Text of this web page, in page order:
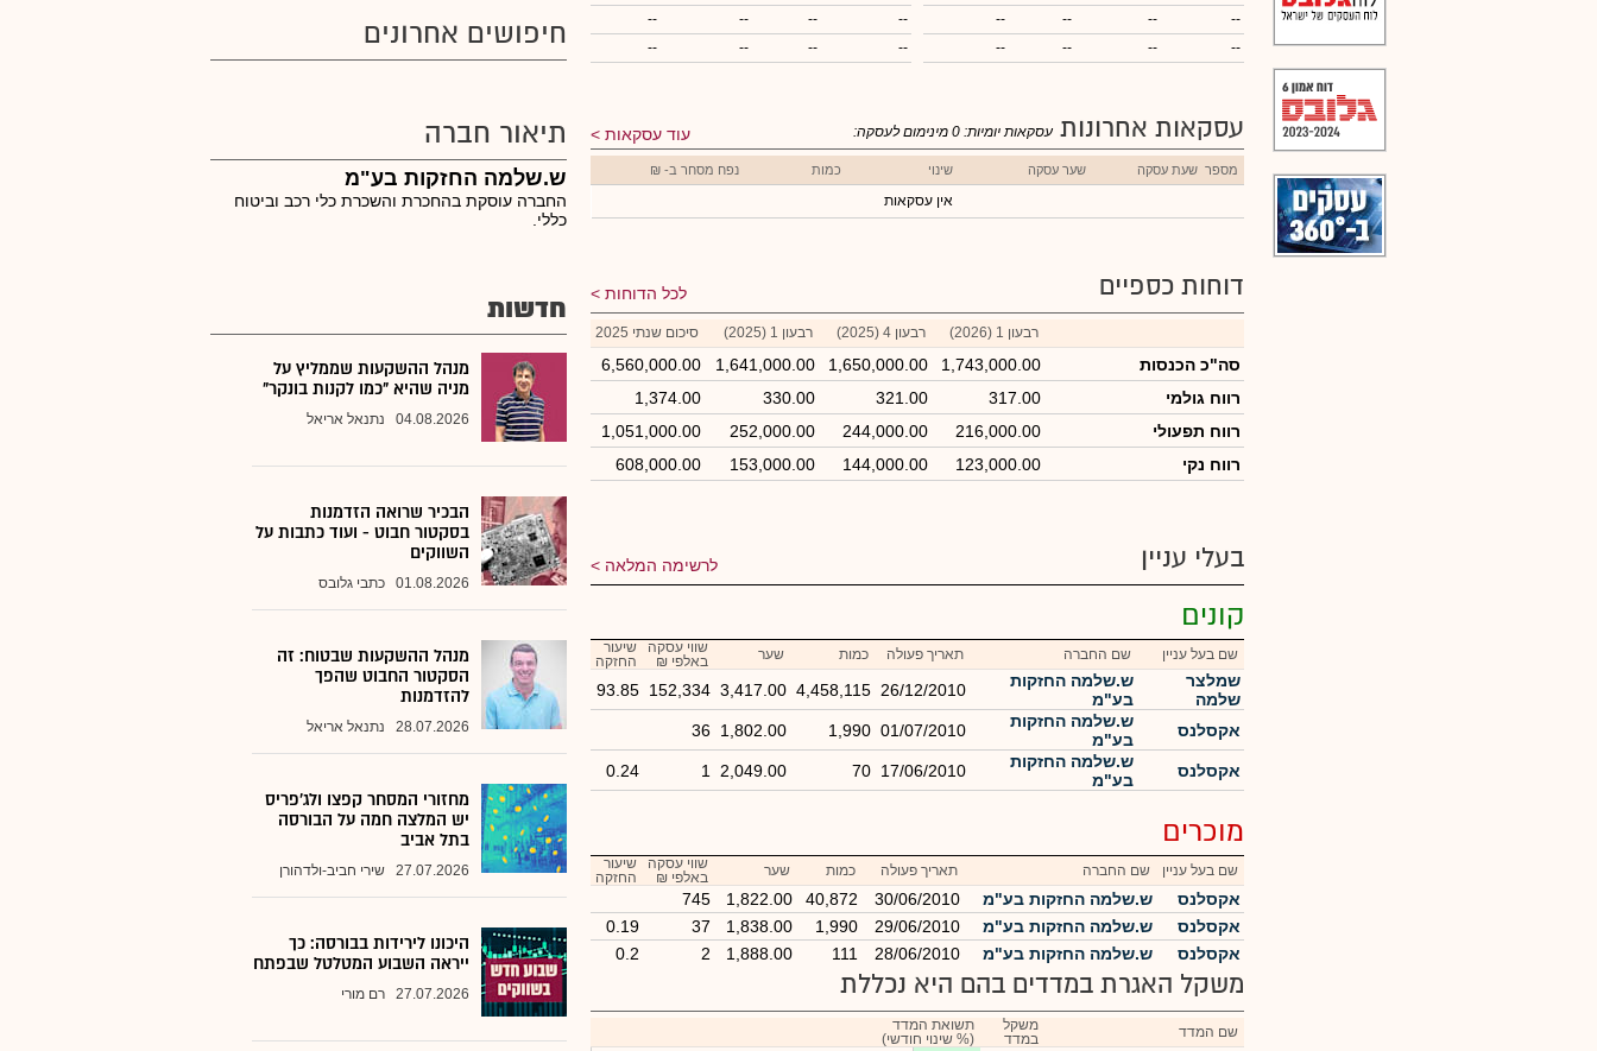
--
--
--
--
--
--
--
--
--
--
--
--
--
--
--
--
עסקאות אחרונות עוד עסקאות עסקאות יומיות: 0 מינימום לעסקה:
מספר שעת עסקה שער עסקה שינוי כמות נפח מסחר ב- ₪
אין עסקאות
דוחות כספיים לכל הדוחות
רבעון 1 (2026) רבעון 4 (2025) רבעון 1 (2025) סיכום שנתי 2025
סה"כ הכנסות 1,743,000.00
1,650,000.00
1,641,000.00
6,560,000.00
רווח גולמי
317.00
321.00
330.00
1,374.00
רווח תפעולי
216,000.00
244,000.00
252,000.00
1,051,000.00
רווח נקי
123,000.00
144,000.00
153,000.00
608,000.00
בעלי עניין לרשימה המלאה
קונים
שם בעל עניין שם החברה תאריך פעולה כמות שער
שווי עסקה
באלפי ₪
שיעור
החזקה
שמלצר
שלמה
ש.שלמה החזקות
בע"מ
26/12/2010
4,458,115
3,417.00
152,334
93.85
אקסלנס
ש.שלמה החזקות
בע"מ
01/07/2010
1,990
1,802.00
36
אקסלנס
ש.שלמה החזקות
בע"מ
17/06/2010
70
2,049.00
1
0.24
מוכרים
שם בעל עניין שם החברה תאריך פעולה כמות שער
שווי עסקה
באלפי ₪
שיעור
החזקה
אקסלנס ש.שלמה החזקות בע"מ 30/06/2010
40,872
1,822.00
745
אקסלנס
ש.שלמה החזקות בע"מ 29/06/2010
1,990
1,838.00
37
0.19
אקסלנס
ש.שלמה החזקות בע"מ 28/06/2010
111
1,888.00
2
0.2
משקל האגרת במדדים בהם היא נכללת
שם המדד
משקל
במדד
תשואת המדד
(% שינוי חודשי)
חיפושים אחרונים
תיאור חברה
ש.שלמה החזקות בע"מ
החברה עוסקת בהחכרת והשכרת כלי רכב וביטוח
כללי.
חדשות
מנהל ההשקעות שממליץ על
מניה שהיא "כמו לקנות בונקר"
04.08.2026 נתנאל אריאל
הבכיר שרואה הזדמנות
בסקטור חבוט - ועוד כתבות על
השווקים
01.08.2026 כתבי גלובס
מנהל ההשקעות שבטוח: זה
הסקטור החבוט שהפך
להזדמנות
28.07.2026 נתנאל אריאל
מחזורי המסחר קפצו ולג'פריס
יש המלצה חמה על הבורסה
בתל אביב
27.07.2026 שירי חביב-ולדהורן
היכונו לירידות בבורסה: כך
ייראה השבוע המטלטל שבפתח
27.07.2026 רם מורי